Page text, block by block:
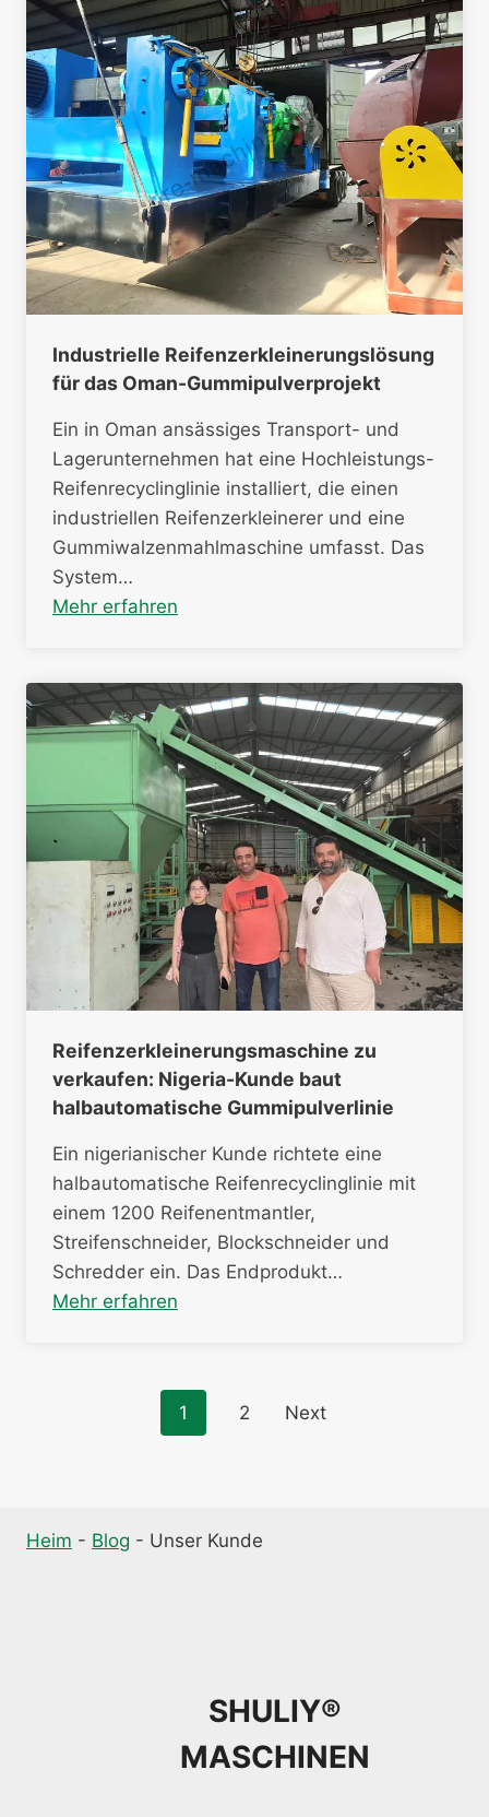
Industrielle Reifenzerkleinerungslösung
für das Oman-Gummipulverprojekt
Ein in Oman ansässiges Transport- und
Lagerunternehmen hat eine Hochleistungs-
Reifenrecyclinglinie installiert, die einen
industriellen Reifenzerkleinerer und eine
Gummiwalzenmahlmaschine umfasst. Das
System…
Mehr erfahren
Reifenzerkleinerungsmaschine zu
verkaufen: Nigeria-Kunde baut
halbautomatische Gummipulverlinie
Ein nigerianischer Kunde richtete eine
halbautomatische Reifenrecyclinglinie mit
einem 1200 Reifenentmantler,
Streifenschneider, Blockschneider und
Schredder ein. Das Endprodukt…
Mehr erfahren
Posts
1 2 Next
Heim - Blog - Unser Kunde
SHULIY®
MASCHINEN